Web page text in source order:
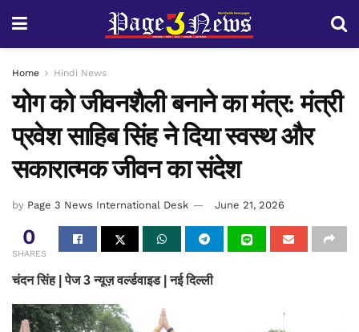
Home Hindi News
योग को जीवनशैली बनाने का मंत्र: मंत्री
प्रवेश साहिब सिंह ने दिया स्वस्थ और
सकारात्मक जीवन का संदेश
by Page 3 News International Desk June 21, 2026
0
SHARES
चंदन सिंह | पेज 3 न्यूज़ वर्ल्डवाइड | नई दिल्ली